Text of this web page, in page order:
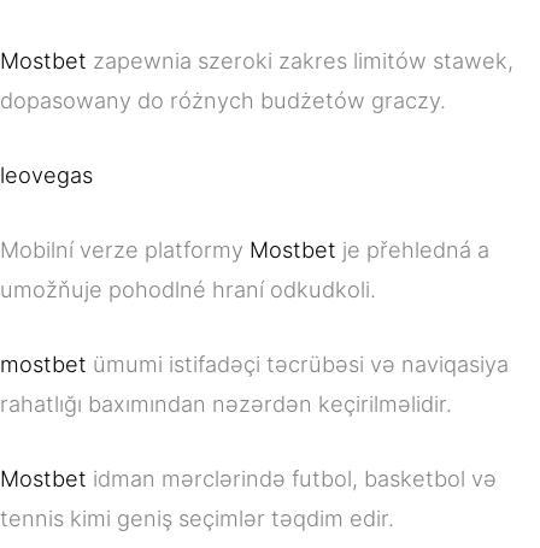
Mostbet zapewnia szeroki zakres limitów stawek,
dopasowany do różnych budżetów graczy.
leovegas
Mobilní verze platformy Mostbet je přehledná a
umožňuje pohodlné hraní odkudkoli.
mostbet ümumi istifadəçi təcrübəsi və naviqasiya
rahatlığı baxımından nəzərdən keçirilməlidir.
Mostbet idman mərclərində futbol, basketbol və
tennis kimi geniş seçimlər təqdim edir.